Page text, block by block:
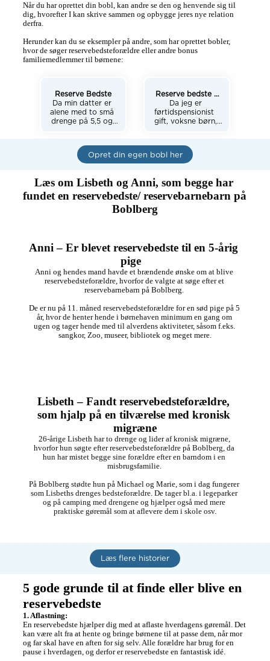
Når du har oprettet din bobl, kan andre se den og henvende sig til
dig, hvorefter I kan skrive sammen og opbygge jeres nye relation
derfra.
Herunder kan du se eksempler på andre, som har oprettet bobler,
hvor de søger reservebedsteforældre eller andre bonus
familiemedlemmer til børnene:
Reserve Bedste
Da min datter er
alene med to små
drenge på 5,5 og
mormor og bor lidt
for langt væk til at
hjælpe i hverdagen.
for en reserve
Bedste et par
gange om ugen,
som primært kunne
Så er du glad for
Ikast,  er du måske
den hun søger.
Reserve bedste /
aflastning mor
Da jeg er
førtidspensionist
gift, voksne børn,
4 hunde vil vi gerne
åbne vores hjem for
et eller flere børn
aflastning et fri rum
en reserve bedste
så er jeg klar.
Eneste krav er kemi
en del af familien, så
højtlæsning, leg og
tur ud i det blå som
en rigtig bedstemor
være.
Opret din egen bobl her
Læs om Lisbeth og Anni, som begge har
fundet en reservebedste/ reservebarnebarn på
Boblberg
Anni – Er blevet reservebedste til en 5-årig
pige
Anni og hendes mand havde et brændende ønske om at blive
reservebedsteforældre, hvorfor de valgte at søge efter et
reservebarnebarn på Boblberg.
De er nu på 11. måned reservebedsteforældre for en sød pige på 5
år, hvor de henter hende i børnehaven minimum en gang om
ugen og tager hende med til alverdens aktiviteter, såsom f.eks.
sangkor, Zoo, museer, bibliotek og meget mere.
Lisbeth – Fandt reservebedsteforældre,
som hjalp på en tilværelse med kronisk
migræne
26-årige Lisbeth har to drenge og lider af kronisk migræne,
hvorfor hun søgte efter reservebedsteforældre på Boblberg, da
hun har mistet begge sine forældre efter en barndom i en
misbrugsfamilie.
På Boblberg stødte hun på Michael og Marie, som i dag fungerer
som Lisbeths drenges bedsteforældre. De tager bl.a. i legeparker
og på camping med drengene og hjælper også med mere
praktiske gøremål som at aflevere dem i skole osv.
Læs flere historier
5 gode grunde til at finde eller blive en
reservebedste
1. Aflastning:
En reservebedste hjælper dig med at aflaste hverdagens gøremål. Det
kan være alt fra at hente og bringe børnene til at passe dem, når mor
og far skal have en aften for sig selv. Alle forældre har brug for en
pause i hverdagen, og derfor er reservebedste en fantastisk idé.